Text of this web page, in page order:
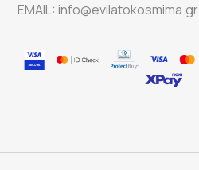
EMAIL:info@evilatokosmima.gr